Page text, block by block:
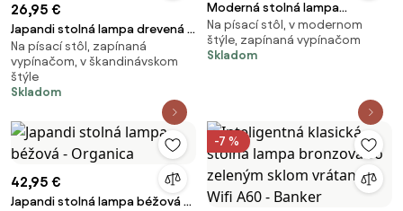
26,95 €
Japandi stolná lampa drevená s
opálovým sklom - Sally
Na písací stôl, zapínaná
vypínačom, v škandinávskom
štýle
Skladom
Moderná stolná lampa
mosadzná 13cm - Cylinder
Na písací stôl, v modernom
štýle, zapínaná vypínačom
Skladom
42,95 €
Japandi stolná lampa béžová -
-7 %